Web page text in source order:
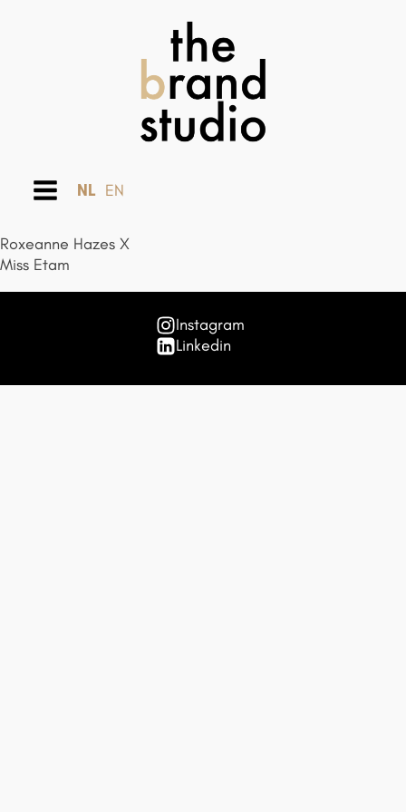
NL EN
Roxeanne Hazes X
Miss Etam
Instagram
Linkedin